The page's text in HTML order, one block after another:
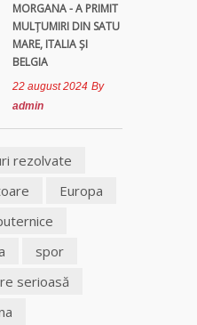
MORGANA - A PRIMIT
MULȚUMIRI DIN SATU
MARE, ITALIA ȘI
BELGIA
22 august 2024 By
admin
rezolvate
Europa
spor
serioasă